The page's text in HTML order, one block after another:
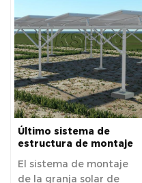
solar de forma eficiente
para generar
electricidad que
alimenta las operaciones
de la granja.
Último sistema de
estructura de montaje
montaje en tierra de
acero de carbono
El sistema de montaje
de la granja solar de